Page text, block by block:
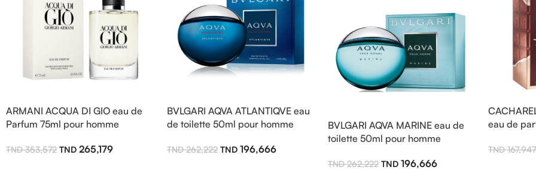
ARMANI ACQUA DI GIO eau de
Parfum 75ml pour homme
353,572 265,179
BVLGARI AQVA ATLANTIQVE eau
de toilette 50ml pour homme
262,222 196,666
BVLGARI AQVA MARINE eau de
toilette 50ml pour homme
262,222 196,666
eau de
167,947